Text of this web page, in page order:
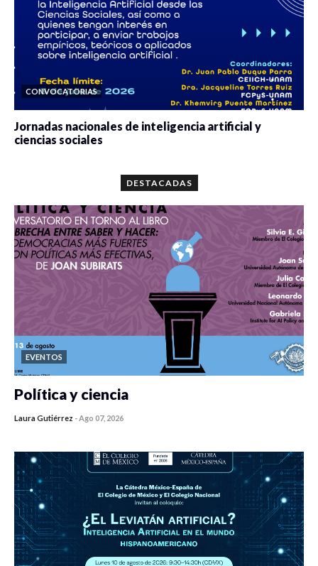
CONVOCATORIAS
Jornadas nacionales de inteligencia artificial y
ciencias sociales
DESTACADAS
EVENTOS
Política y ciencia
Laura Gutiérrez -Ago 07, 2026